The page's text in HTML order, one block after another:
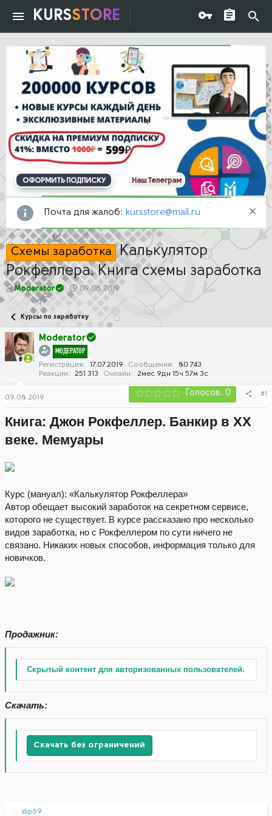
KURSSTORE
ОФОРМИТЬ ПОДПИСКУ Наш Телеграм
Почта для жалоб: kursstore@mail.ru
Схемы заработка Калькулятор
Рокфеллера. Книга схемы заработка
А
т
о
р
т
е
Moderator
Д
а
а
ч
а
л
а
09.08.2019
Курсы по заработку
Moderator
МОДЕРАТОР
Регистрация 17.07.2019 Сообщения
80 743
Реакции
251 313 Онлайн 2мес 9дн 15ч 57м 3с
09.08.2019 Голосов: 0 #1
Книга: Джон Рокфеллер. Банкир в XX
веке. Мемуары
Курс (мануал): «Калькулятор Рокфеллера»
Автор обещает высокий заработок на секретном сервисе,
которого не существует. В курсе рассказано про несколько
видов заработка, но с Рокфеллером по сути ничего не
связано. Никаких новых способов, информация только для
новичков.
Продажник:
Скрытый контент для авторизованных пользователей.
Скачать:
Скачать без ограничений
Рslip69